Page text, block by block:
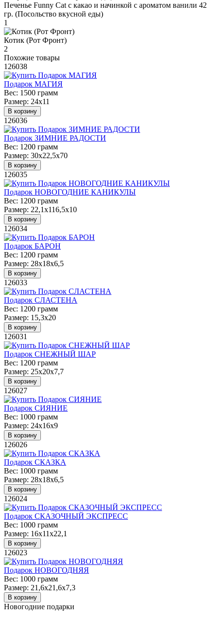
Печенье Funny Сat с какао и начинкой с ароматом ванили 42
гр. (Посольство вкусной еды)
1
Котик (Рот Фронт)
2
Похожие товары
126038
Подарок МАГИЯ
Вес: 1500 грамм
Размер: 24х11
В корзину
126036
Подарок ЗИМНИЕ РАДОСТИ
Вес: 1200 грамм
Размер: 30х22,5х70
В корзину
126035
Подарок НОВОГОДНИЕ КАНИКУЛЫ
Вес: 1200 грамм
Размер: 22,1х116,5х10
В корзину
126034
Подарок БАРОН
Вес: 1200 грамм
Размер: 28х18х6,5
В корзину
126033
Подарок СЛАСТЕНА
Вес: 1200 грамм
Размер: 15,3х20
В корзину
126031
Подарок СНЕЖНЫЙ ШАР
Вес: 1200 грамм
Размер: 25х20х7,7
В корзину
126027
Подарок СИЯНИЕ
Вес: 1000 грамм
Размер: 24х16х9
В корзину
126026
Подарок СКАЗКА
Вес: 1000 грамм
Размер: 28х18х6,5
В корзину
126024
Подарок СКАЗОЧНЫЙ ЭКСПРЕСС
Вес: 1000 грамм
Размер: 16х11х22,1
В корзину
126023
Подарок НОВОГОДНЯЯ
Вес: 1000 грамм
Размер: 21,6х21,6х7,3
В корзину
Новогодние подарки